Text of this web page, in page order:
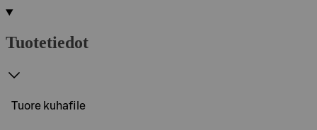
Tuotetiedot
Tuore kuhafile